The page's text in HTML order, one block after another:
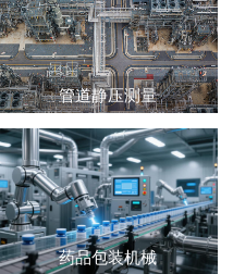
管道静压测量
药品包装机械